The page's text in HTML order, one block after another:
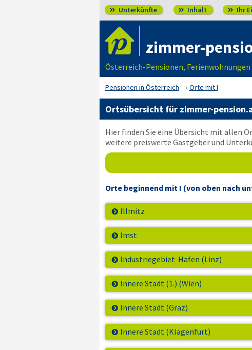
 Unterkünfte  Inhalt  Ihr
zimmer-
Österreich-Pensionen,
Pensionen in Österreich Orte mit I
Ortsübersicht für zimmer-
Hier finden Sie eine Übersicht mit allen
weitere preiswerte Gastgeber und
Orte beginnend mit I (von oben nach
Illmitz
Imst
Industriegebiet-Hafen (Linz)
Innere Stadt (1.) (Wien)
Innere Stadt (Graz)
Innere Stadt (Klagenfurt)